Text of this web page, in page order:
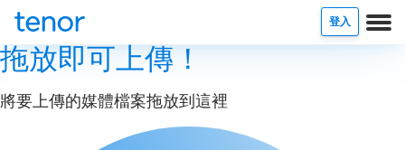
登入
拖放即可上傳！
將要上傳的媒體檔案拖放到這裡